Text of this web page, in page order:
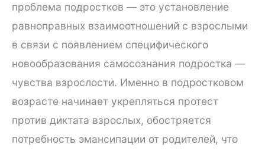
проблема подростков — это установление
равноправных взаимоотношений с взрослыми
в связи с появлением специфического
новообразования самосознания подростка —
чувства взрослости. Именно в подростковом
возрасте начинает укрепляться протест
против диктата взрослых, обостряется
потребность эмансипации от родителей, что